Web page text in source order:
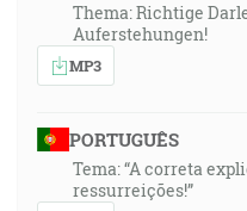
Thema: Richtige
Auferstehungen!
MP3
PORTUGUÊS
Tema: “A correta
ressurreições!”